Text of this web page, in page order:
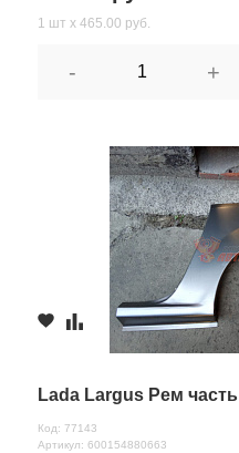
1 шт х 465.00 руб.
- +
Lada Largus Рем
Код: 77143
Артикул: 600154880663